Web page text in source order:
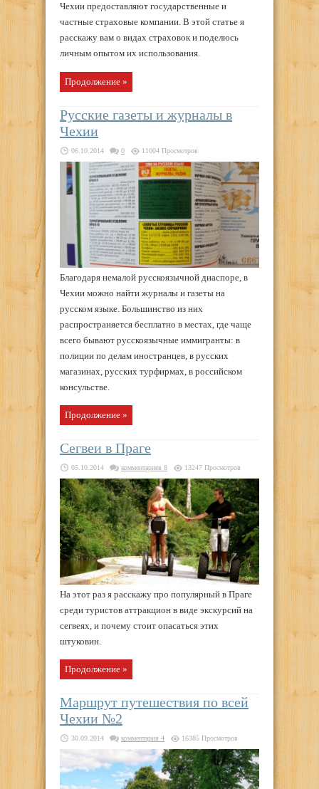
Чехии предоставляют государственные и
частные страховые компании. В этой статье я
расскажу вам о видах страховок и поделюсь
личным опытом их использования.
Продолжение »
Русские газеты и журналы в
Чехии
06.10.2014 0 11004 Просмотров
Благодаря немалой русскоязычной диаспоре, в
Чехии можно найти журналы и газеты на
русском языке. Большинство из них
распространяется бесплатно в местах, где чаще
всего бывают русскоязычные иммигранты: в
полиции по делам иностранцев, в русских
магазинах, русских турфирмах, в российском
консульстве.
Продолжение »
Сегвеи в Праге
05.10.2014 комментариев 8 13247 Просмотров
На этот раз я расскажу про популярный в Праге
среди туристов аттракцион в виде экскурсий на
сегвеях, и почему стоит опасаться этих
штуковин.
Продолжение »
Маршрут путешествия по всей
Чехии №2
30.09.2014 комментария 4 16385 Просмотров